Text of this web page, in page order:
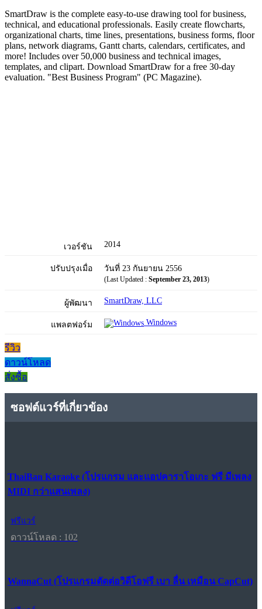
SmartDraw is the complete easy-to-use drawing tool for business,
technical, and educational professionals. Easily create flowcharts,
organizational charts, time lines, presentations, business forms, floor
plans, network diagrams, Gantt charts, calendars, certificates, and
more! Includes over 50,000 business and technical images,
templates, and clipart. Download SmartDraw for a free 30-day
evaluation. "Best Business Program" (PC Magazine).
เวอร์ชัน 2014
ปรับปรุงเมื่อ วันที่ 23 กันยายน 2556
(Last Updated : September 23, 2013)
ผู้พัฒนา SmartDraw, LLC
แพลตฟอร์ม Windows
รีวิว
ดาวน์โหลด
สั่งซื้อ
ซอฟต์แวร์ที่เกี่ยวข้อง
ThaiBan Karaoke (โปรแกรม และแอปคาราโอเกะ ฟรี มีเพลง
MIDI กว่าแสนเพลง)
ฟรีแวร์
ดาวน์โหลด : 102
WannaCut (โปรแกรมตัดต่อวิดีโอฟรี เบา ลื่น เหมือน CapCut)